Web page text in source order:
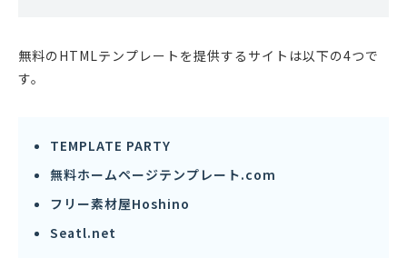
無料のHTMLテンプレートを提供するサイトは以下の4つで
す。
TEMPLATE PARTY
無料ホームページテンプレート.com
フリー素材屋Hoshino
Seatl.net